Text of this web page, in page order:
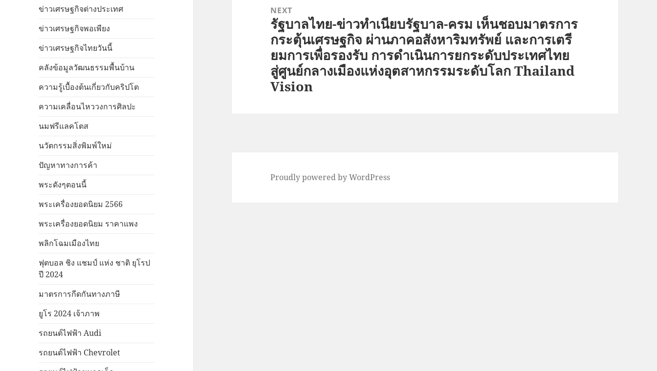
ข่าวเศรษฐกิจต่างประเทศ
ข่าวเศรษฐกิจพอเพียง
ข่าวเศรษฐกิจไทยวันนี้
คลังข้อมูลวัฒนธรรมพื้นบ้าน
ความรู้เบื้องต้นเกี่ยวกับคริปโต
ความเคลื่อนไหววงการศิลปะ
นมฟรีแลคโตส
นวัตกรรมสิ่งพิมพ์ใหม่
ปัญหาทางการค้า
พระดังๆตอนนี้
พระเครื่องยอดนิยม 2566
พระเครื่องยอดนิยม ราคาแพง
พลิกโฉมเมืองไทย
ฟุตบอล ชิง แชมป์ แห่ง ชาติ ยุโรป
ปี 2024
มาตรการกีดกันทางภาษี
ยูโร 2024 เจ้าภาพ
รถยนต์ไฟฟ้า Audi
รถยนต์ไฟฟ้า Chevrolet
NEXT
Next
post:
รัฐบาลไทย-ข่าวทำเนียบรัฐบาล-ครม เห็นชอบมาตรการ
กระตุ้นเศรษฐกิจ ผ่านภาคอสังหาริมทรัพย์ และการเตรี
ยมการเพื่อรองรับ การดำเนินการยกระดับประเทศไทย
สู่ศูนย์กลางเมืองแห่งอุตสาหกรรมระดับโลก Thailand
Vision
Proudly powered by WordPress